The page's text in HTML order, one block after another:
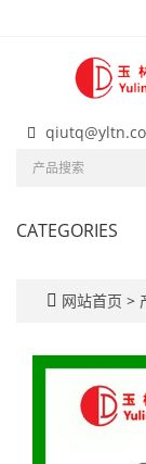
CATEGORIES
网站首页 >